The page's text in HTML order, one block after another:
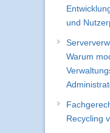
und
Warum
Recycling